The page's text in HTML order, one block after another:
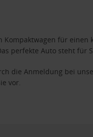
für
perfekte Auto steht für
die Anmeldung bei
vor.